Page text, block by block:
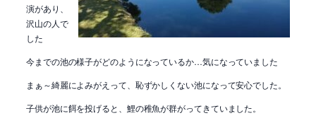
演があり、
沢山の人で
した
今までの池の様子がどのようになっているか…気になっていました
まぁ～綺麗によみがえって、恥ずかしくない池になって安心でした。
子供が池に餌を投げると、鯉の稚魚が群がってきていました。